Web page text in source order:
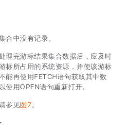
合中没有记录。
理完游标结果集合数据后，应及时
标所占用的系统资源，并使该游标
能再使用FETCH语句获取其中数
使用OPEN语句重新打开。
参见图7。